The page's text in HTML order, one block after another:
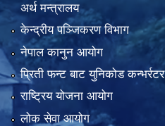
अर्थ मन्त्रालय
केन्द्रीय पञ्जिकरण विभाग
नेपाल कानुन आयोग
प्रिती फन्ट बाट युनिकोड कन्भर्रटर
राष्ट्रिय योजना आयोग
लोक सेवा आयोग